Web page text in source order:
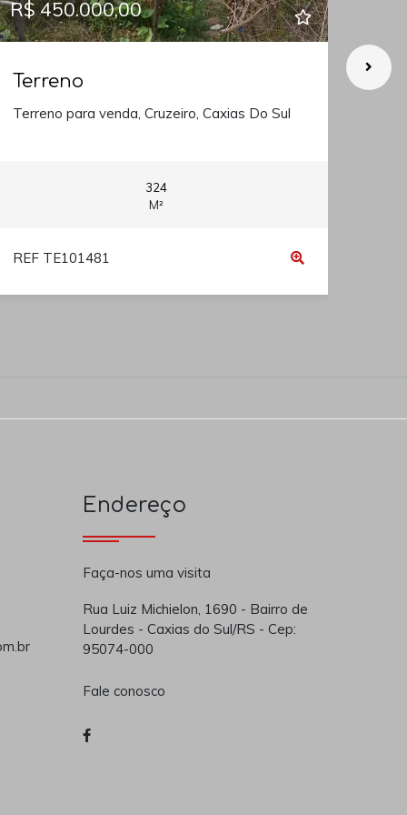
R$ 450.000,00
Terreno
Terreno para venda, Cruzeiro, Caxias Do Sul
324
M²
REF TE101481
Endereço
Faça-nos uma visita
Rua Luiz Michielon, 1690 - Bairro de
Lourdes - Caxias do Sul/RS - Cep:
95074-000
Fale conosco